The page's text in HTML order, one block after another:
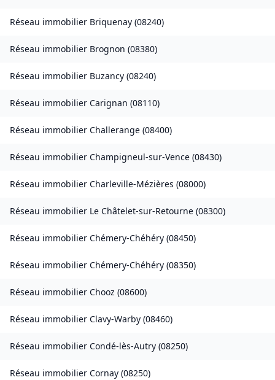
Réseau immobilier Briquenay (08240)
Réseau immobilier Brognon (08380)
Réseau immobilier Buzancy (08240)
Réseau immobilier Carignan (08110)
Réseau immobilier Challerange (08400)
Réseau immobilier Champigneul-sur-Vence (08430)
Réseau immobilier Charleville-Mézières (08000)
Réseau immobilier Le Châtelet-sur-Retourne (08300)
Réseau immobilier Chémery-Chéhéry (08450)
Réseau immobilier Chémery-Chéhéry (08350)
Réseau immobilier Chooz (08600)
Réseau immobilier Clavy-Warby (08460)
Réseau immobilier Condé-lès-Autry (08250)
Réseau immobilier Cornay (08250)